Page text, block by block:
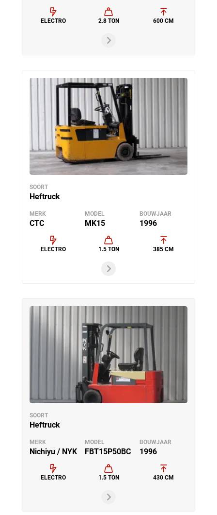
ELECTRO 2.8 TON 600 CM
SOORT
Heftruck
MERK
CTC
MODEL
MK15
BOUWJAAR
1996
ELECTRO 1.5 TON 385 CM
SOORT
Heftruck
MERK
Nichiyu / NYK
MODEL
FBT15P50BC
BOUWJAAR
1996
ELECTRO 1.5 TON 430 CM